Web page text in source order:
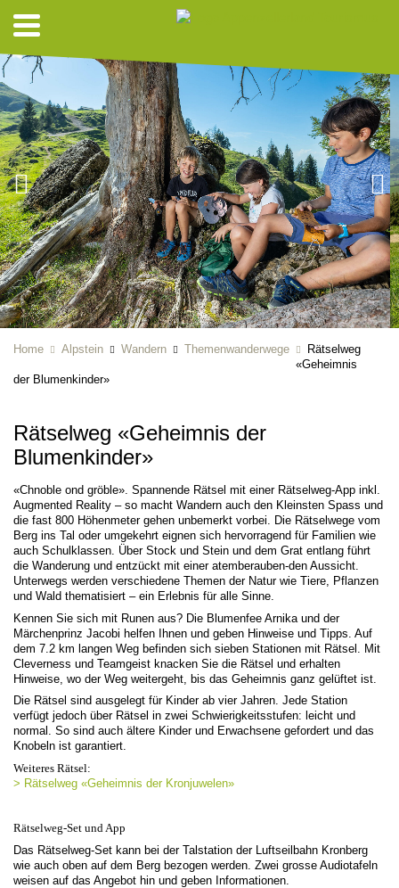
Home Alpstein Wandern Themenwanderwege
Rätselweg
«Geheimnis
der Blumenkinder»
Rätselweg «Geheimnis der
Blumenkinder»
«Chnoble ond gröble». Spannende Rätsel mit einer Rätselweg-App inkl.
Augmented Reality – so macht Wandern auch den Kleinsten Spass und
die fast 800 Höhenmeter gehen unbemerkt vorbei. Die Rätselwege vom
Berg ins Tal oder umgekehrt eignen sich hervorragend für Familien wie
auch Schulklassen. Über Stock und Stein und dem Grat entlang führt
die Wanderung und entzückt mit einer atemberauben-den Aussicht.
Unterwegs werden verschiedene Themen der Natur wie Tiere, Pflanzen
und Wald thematisiert – ein Erlebnis für alle Sinne.
Kennen Sie sich mit Runen aus? Die Blumenfee Arnika und der
Märchenprinz Jacobi helfen Ihnen und geben Hinweise und Tipps. Auf
dem 7.2 km langen Weg befinden sich sieben Stationen mit Rätsel. Mit
Cleverness und Teamgeist knacken Sie die Rätsel und erhalten
Hinweise, wo der Weg weitergeht, bis das Geheimnis ganz gelüftet ist.
Die Rätsel sind ausgelegt für Kinder ab vier Jahren. Jede Station
verfügt jedoch über Rätsel in zwei Schwierigkeitsstufen: leicht und
normal. So sind auch ältere Kinder und Erwachsene gefordert und das
Knobeln ist garantiert.
Weiteres Rätsel:
> Rätselweg «Geheimnis der Kronjuwelen»
Rätselweg-Set und App
Das Rätselweg-Set kann bei der Talstation der Luftseilbahn Kronberg
wie auch oben auf dem Berg bezogen werden. Zwei grosse Audiotafeln
weisen auf das Angebot hin und geben Informationen.